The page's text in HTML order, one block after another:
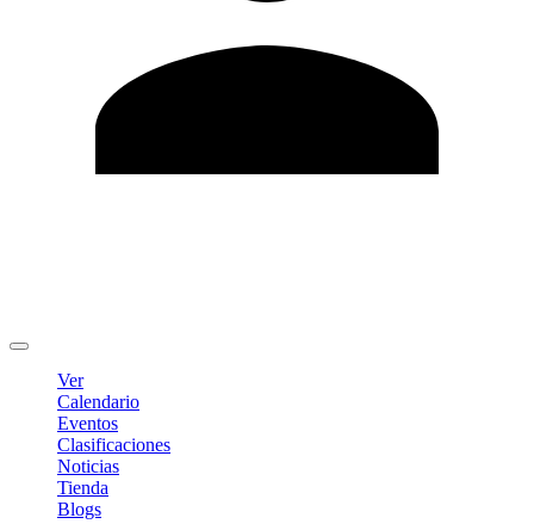
Ver
Calendario
Eventos
Clasificaciones
Noticias
Tienda
Blogs